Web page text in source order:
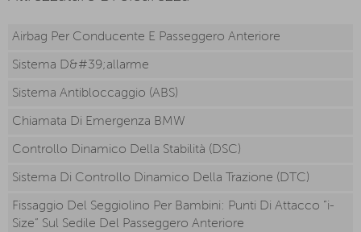
Airbag Per Conducente E Passeggero Anteriore
Sistema D&#39;allarme
Sistema Antibloccaggio (ABS)
Chiamata Di Emergenza BMW
Controllo Dinamico Della Stabilità (DSC)
Sistema Di Controllo Dinamico Della Trazione (DTC)
Fissaggio Del Seggiolino Per Bambini: Punti Di Attacco “i-
Size” Sul Sedile Del Passeggero Anteriore